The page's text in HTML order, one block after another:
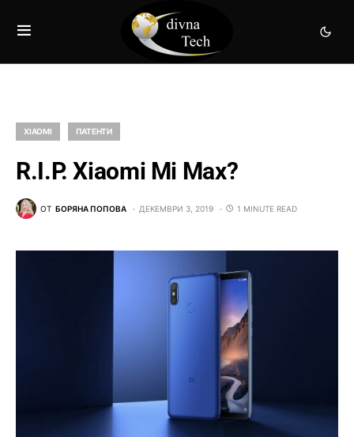
XIAOMI ПАТЕНТИ
R.I.P. Xiaomi Mi Max?
ОТ БОРЯНА ПОПОВА ДЕКЕМВРИ 3, 2019 1 MINUTE READ